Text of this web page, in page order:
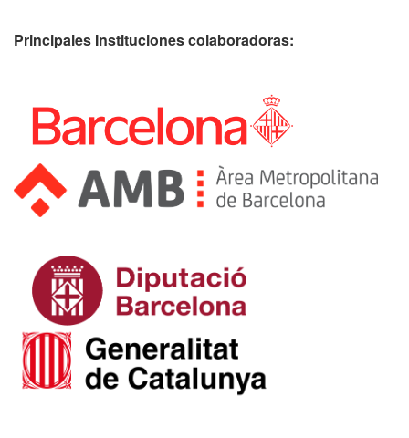
Principales Instituciones colaboradoras: